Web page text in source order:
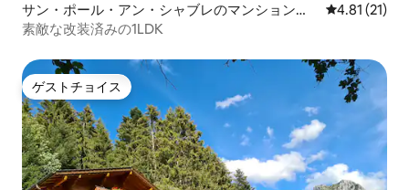
サン・ポール・アン・シャブレのマンション・
アパート
レビュー21
4.81 (21)
素敵な改装済みの1LDK
ゲストチョイス
ゲストチョイス